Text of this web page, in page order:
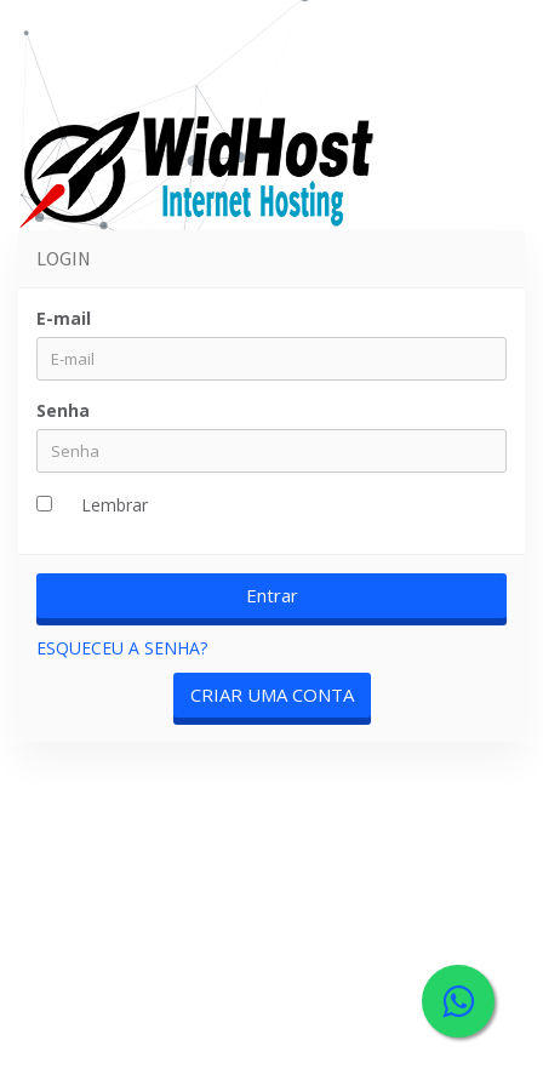
LOGIN
E-mail
Senha
Lembrar
ESQUECEU A SENHA?
CRIAR UMA CONTA